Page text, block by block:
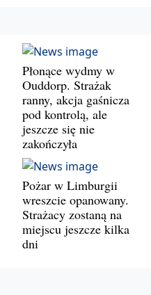
Płonące wydmy w
Ouddorp. Strażak
ranny, akcja gaśnicza
pod kontrolą, ale
jeszcze się nie
zakończyła
Pożar w Limburgii
wreszcie opanowany.
Strażacy zostaną na
miejscu jeszcze kilka
dni